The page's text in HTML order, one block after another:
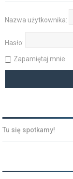
Nazwa użytkownika:
Hasło:
Zapamiętaj mnie
Tu się spotkamy!